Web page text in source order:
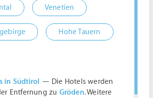
Venetien
Hohe Tauern
in Südtirol — Die Hotels werden
Entfernung zu Gröden. Weitere